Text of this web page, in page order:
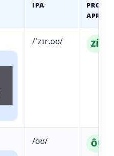
IPA
/ˈzɪr.oʊ/ ZÍ-
/oʊ/ ÔU